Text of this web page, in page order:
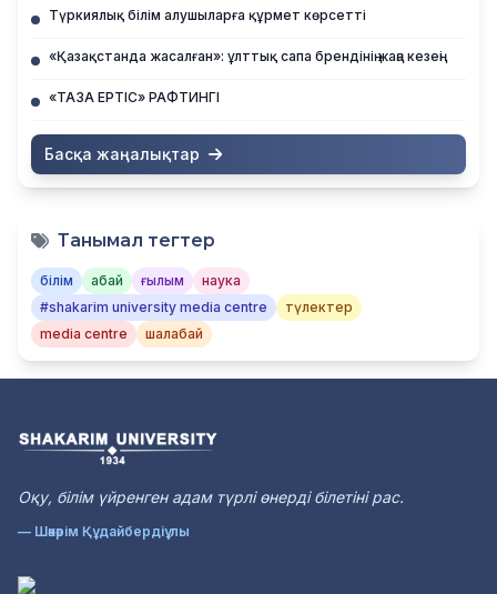
Түркиялық білім алушыларға құрмет көрсетті
«Қазақстанда жасалған»: ұлттық сапа брендінің жаңа кезеңі
«ТАЗА ЕРТІС» РАФТИНГІ
Басқа жаңалықтар
Танымал тегтер
білім абай ғылым
наука
#shakarim university media centre
түлектер
media centre
шалабай
Оқу, білім үйренген адам түрлі өнерді білетіні рас.
— Шәкәрім Құдайбердіұлы